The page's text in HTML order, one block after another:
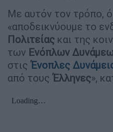
Με αυτόν τον τρόπο,
«αποδεικνύουμε το
Πολιτείας και της
των Ενόπλων
στις Ένοπλες
από τους Έλληνες»,